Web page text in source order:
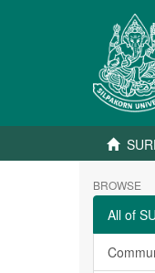
BROWSE
All of